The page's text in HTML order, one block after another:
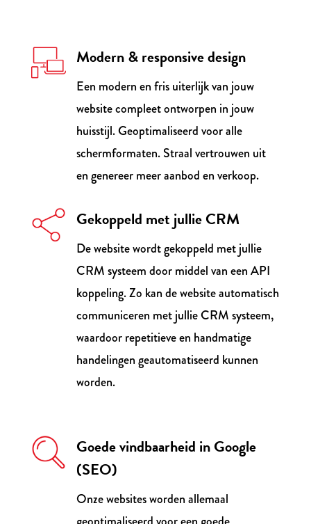
Modern & responsive design
Een modern en fris uiterlijk van jouw
website compleet ontworpen in jouw
huisstijl. Geoptimaliseerd voor alle
schermformaten. Straal vertrouwen uit
en genereer meer aanbod en verkoop.
Gekoppeld met jullie CRM
De website wordt gekoppeld met jullie
CRM systeem door middel van een API
koppeling. Zo kan de website automatisch
communiceren met jullie CRM systeem,
waardoor repetitieve en handmatige
handelingen geautomatiseerd kunnen
worden.
Goede vindbaarheid in Google
(SEO)
Onze websites worden allemaal